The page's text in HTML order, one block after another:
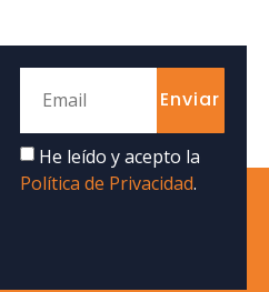
He leído y acepto la
Política de Privacidad.
Enviar